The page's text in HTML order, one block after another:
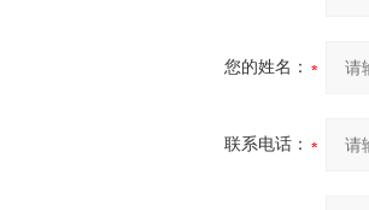
您的姓名：
联系电话：